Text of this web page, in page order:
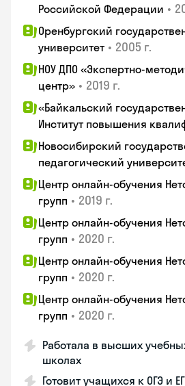
Российской Федерации •
Оренбургский
университет • 2005 г.
НОУ ДПО «Экспертно-
центр» • 2019 г.
«Байкальский
Институт повышения
Новосибирский
педагогический
Центр онлайн-обучения
групп • 2019 г.
Центр онлайн-обучения
групп • 2020 г.
Центр онлайн-обучения
групп • 2020 г.
Центр онлайн-обучения
групп • 2020 г.
Работала в высших
школах
Готовит учащихся к ОГЭ и